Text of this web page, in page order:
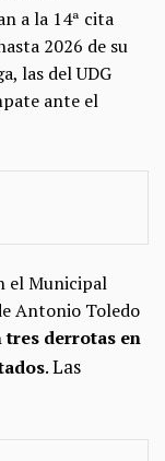
a la 14ª cita
2026 de su
las del UDG
ante el
el Municipal
Antonio Toledo
derrotas en
. Las